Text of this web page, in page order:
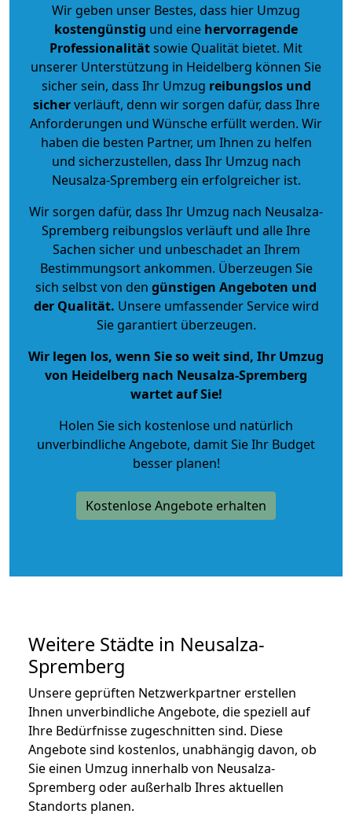
Wir geben unser Bestes, dass hier Umzug
kostengünstig und eine hervorragende
Professionalitätsowie Qualität bietet. Mit
unserer Unterstützung in Heidelberg können Sie
sicher sein, dass Ihr Umzug reibungslos und
sicherverläuft, denn wir sorgen dafür, dass Ihre
Anforderungen und Wünsche erfüllt werden. Wir
haben die besten Partner, um Ihnen zu helfen
und sicherzustellen, dass Ihr Umzug nach
Neusalza-Spremberg ein erfolgreicher ist.
Wir sorgen dafür, dass Ihr Umzug nach Neusalza-
Spremberg reibungslos verläuft und alle Ihre
Sachen sicher und unbeschadet an Ihrem
Bestimmungsort ankommen. Überzeugen Sie
sich selbst von den günstigen Angeboten und
der Qualität. Unsere umfassender Service wird
Sie garantiert überzeugen.
Wir legen los, wenn Sie so weit sind, Ihr Umzug
von Heidelberg nach Neusalza-Spremberg
wartet auf Sie!
Holen Sie sich kostenlose und natürlich
unverbindliche Angebote, damit Sie Ihr Budget
besser planen!
Kostenlose Angebote erhalten
Weitere Städte in Neusalza-
Spremberg
Unsere geprüften Netzwerkpartner erstellen
Ihnen unverbindliche Angebote, die speziell auf
Ihre Bedürfnisse zugeschnitten sind. Diese
Angebote sind kostenlos, unabhängig davon, ob
Sie einen Umzug innerhalb von Neusalza-
Spremberg oder außerhalb Ihres aktuellen
Standorts planen.